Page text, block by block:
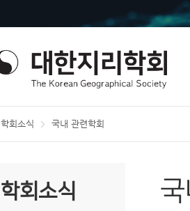
학회소식 국내 관련학회
학회소식